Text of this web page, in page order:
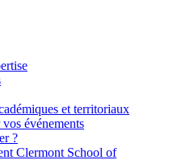
et territoriaux
événements
?
Clermont School of